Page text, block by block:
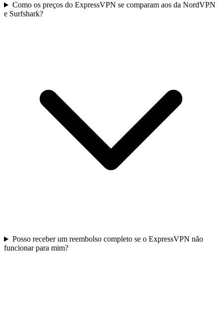
Como os preços do ExpressVPN se comparam aos da NordVPN
e Surfshark?
Posso receber um reembolso completo se o ExpressVPN não
funcionar para mim?